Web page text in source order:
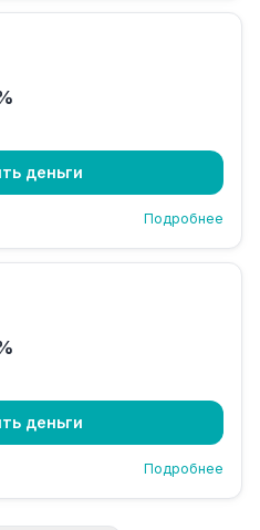
деньги
Подробнее
деньги
Подробнее